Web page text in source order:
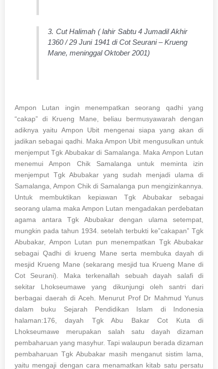
3. Cut Halimah ( lahir Sabtu 4 Jumadil Akhir
1360 / 29 Juni 1941 di Cot Seurani – Krueng
Mane, meninggal Oktober 2001)
Ampon Lutan ingin menempatkan seorang qadhi yang
“cakap” di Krueng Mane, beliau bermusyawarah dengan
adiknya yaitu Ampon Ubit mengenai siapa yang akan di
jadikan sebagai qadhi. Maka Ampon Ubit mengusulkan untuk
menjemput Tgk Abubakar di Samalanga. Maka Ampon Lutan
menemui Ampon Chik Samalanga untuk meminta izin
menjemput Tgk Abubakar yang sudah menjadi ulama di
Samalanga, Ampon Chik di Samalanga pun mengizinkannya.
Untuk membuktikan kepiawan Tgk Abubakar sebagai
seorang ulama maka Ampon Lutan mengadakan perdebatan
agama antara Tgk Abubakar dengan ulama setempat,
mungkin pada tahun 1934. setelah terbukti ke”cakapan” Tgk
Abubakar, Ampon Lutan pun menempatkan Tgk Abubakar
sebagai Qadhi di krueng Mane serta membuka dayah di
mesjid Krueng Mane (sekarang mesjid tua Krueng Mane di
Cot Seurani). Maka terkenallah sebuah dayah salafi di
sekitar Lhokseumawe yang dikunjungi oleh santri dari
berbagai daerah di Aceh. Menurut Prof Dr Mahmud Yunus
dalam buku Sejarah Pendidikan Islam di Indonesia
halaman:176, dayah Tgk Abu Bakar Cot Kuta di
Lhokseumawe merupakan salah satu dayah dizaman
pembaharuan yang masyhur. Tapi walaupun berada dizaman
pembaharuan Tgk Abubakar masih menganut sistim lama,
yaitu mengaji dengan cara menamatkan kitab satu persatu